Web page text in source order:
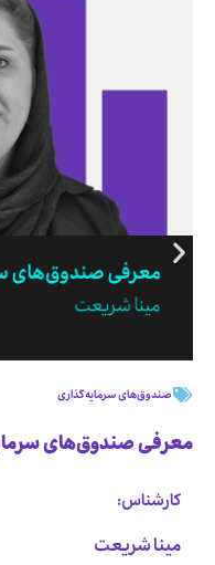
صندوق‌های سرمایه‌گذاری
معرفی صندوق‌های
کارشناس:
مینا شریعت